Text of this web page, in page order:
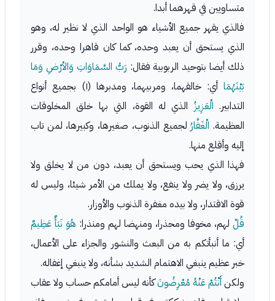
متساويين في قهرهما أبدا.
فالذي يقهر جميع الأشياء هو الواحد الذي لا نظير له، وهو
الذي يستحق أن يعبد وحده، كما كان قاهرا وحده، وقرر
ذلك أيضا بتوحيد الربوبية فقال: رَبُّ السَّمَاوَاتِ وَالأرْضِ وَمَا
بَيْنَهُمَا
أي: خالقهما، ومربيهما، ومدبرها (١) بجميع أنواع
التدابير. الْعَزِيزُ الذي له القوة، التي بها خلق المخلوقات
العظيمة. الْغَفَّارُلجميع الذنوب، صغيرها، وكبيرها، لمن تاب
إليه وأقلع منها.
فهذا الذي يحب ويستحق أن يعبد، دون من لا يخلق ولا
يرزق، ولا يضر ولا ينفع، ولا يملك من الأمر شيئا، وليس له
قوة الاقتدار، ولا بيده مغفرة الذنوب والأوزار.
قُلْ لهم، مخوفا ومحذرا، ومنهضا لهم ومنذرا: هُوَ نَبَأٌ عَظِيمٌ
أي: ما أنبأتكم به من البعث والنشور والجزاء على الأعمال،
خبر عظيم ينبغي الاهتمام الشديد بشأنه، ولا ينبغي إغفاله.
ولكنأَنْتُمْ عَنْهُ مُعْرِضُونَكأنه ليس أمامكم حساب ولا عقاب